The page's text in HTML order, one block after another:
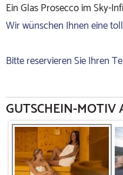
Ein Glas Prosecco im Sky-
Wir wünschen Ihnen eine
Bitte reservieren Sie Ihren
GUTSCHEIN-MOTIV